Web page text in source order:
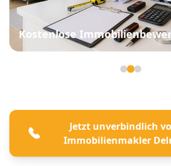
Kostenlose
Jetzt unverbindlich
Immobilienmakler
beraten